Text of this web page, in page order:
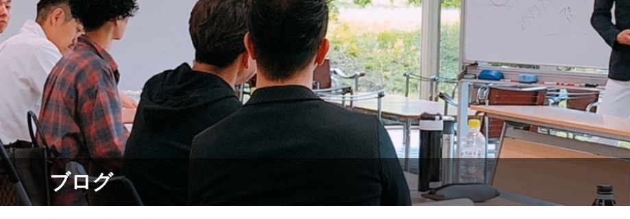
ブログ